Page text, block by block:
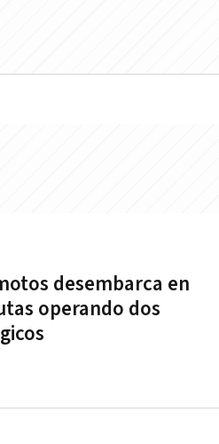
desembarca en
operando dos